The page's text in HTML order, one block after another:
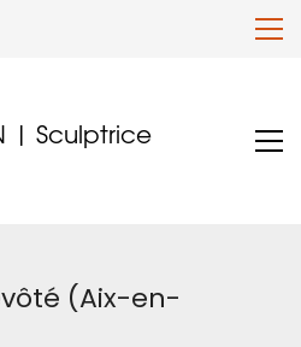
| Sculptrice
(Aix-en-